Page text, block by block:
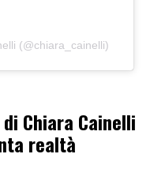
(@chiara_cainelli)
Chiara Cainelli
realtà